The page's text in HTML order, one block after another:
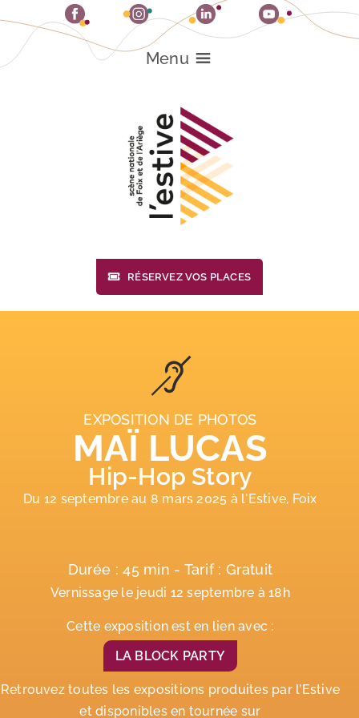
contenu
Menu
RÉSERVEZ VOS PLACES
EXPOSITION DE PHOTOS
MAÏ LUCAS
Hip-Hop Story
Du 12 septembre au 8 mars 2025 à l'Estive, Foix
Durée : 45 min - Tarif : Gratuit
Vernissage le jeudi 12 septembre à 18h
Cette exposition est en lien avec :
LA BLOCK PARTY
Retrouvez toutes les expositions produites par l’Estive
et disponibles en tournée sur